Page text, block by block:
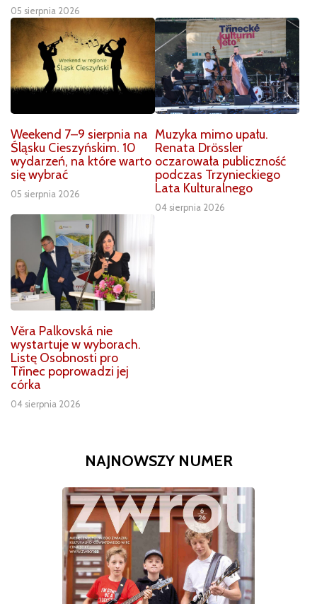
05 sierpnia 2026
Weekend 7–9 sierpnia na
Śląsku Cieszyńskim. 10
wydarzeń, na które warto
się wybrać
05 sierpnia 2026
Muzyka mimo upału.
Renata Drössler
oczarowała publiczność
podczas Trzynieckiego
Lata Kulturalnego
04 sierpnia 2026
Věra Palkovská nie
wystartuje w wyborach.
Listę Osobnosti pro
Třinec poprowadzi jej
córka
04 sierpnia 2026
NAJNOWSZY NUMER